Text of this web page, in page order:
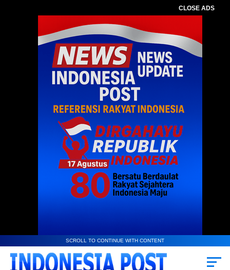
CLOSE ADS
SCROLL TO CONTINUE WITH CONTENT